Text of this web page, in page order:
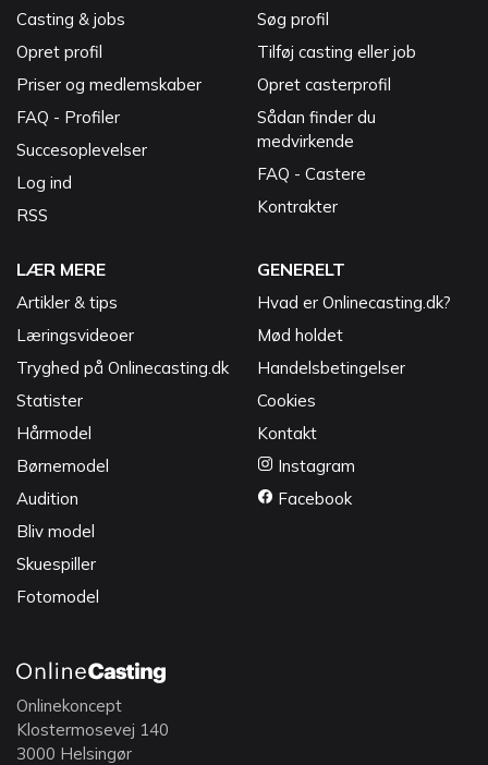
Casting & jobs
Opret profil
Priser og medlemskaber
FAQ - Profiler
Succesoplevelser
Log ind
RSS
Søg profil
Tilføj casting eller job
Opret casterprofil
Sådan finder du
medvirkende
FAQ - Castere
Kontrakter
LÆR MERE
Artikler & tips
Læringsvideoer
Tryghed på Onlinecasting.dk
Statister
Hårmodel
Børnemodel
Audition
Bliv model
Skuespiller
Fotomodel
GENERELT
Hvad er Onlinecasting.dk?
Mød holdet
Handelsbetingelser
Cookies
Kontakt
Instagram
Facebook
Onlinekoncept
Klostermosevej 140
3000 Helsingør